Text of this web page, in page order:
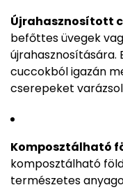
Újrahasznosított
befőttes üvegek
újrahasznosítására.
cuccokból igazán
cserepeket
Komposztálható
komposztálható
természetes